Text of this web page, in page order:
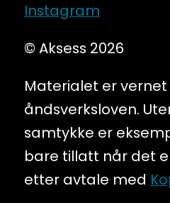
Instagram
© Aksess 2026
Materialet er
åndsverksloven.
samtykke er
bare tillatt når det
etter avtale med